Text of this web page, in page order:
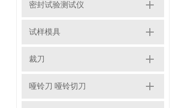
密封试验测试仪
试样模具
裁刀
哑铃刀 哑铃切刀